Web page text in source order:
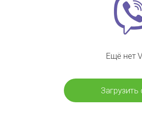
Ещё нет
Загрузить